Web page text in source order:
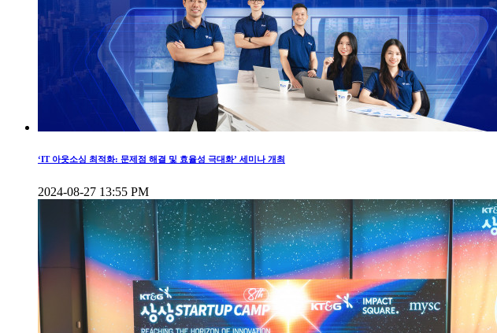
‘IT 아웃소싱 최적화: 문제점 해결 및 효율성 극대화’ 세미나 개최
2024-08-27 13:55 PM